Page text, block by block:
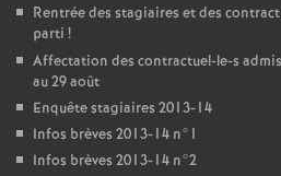
Rentrée des stagiaires et des
parti !
Affectation des contractuel-le-s
au 29 août
Enquête stagiaires 2013-14
Infos brèves 2013-14 n°1
Infos brèves 2013-14 n°2